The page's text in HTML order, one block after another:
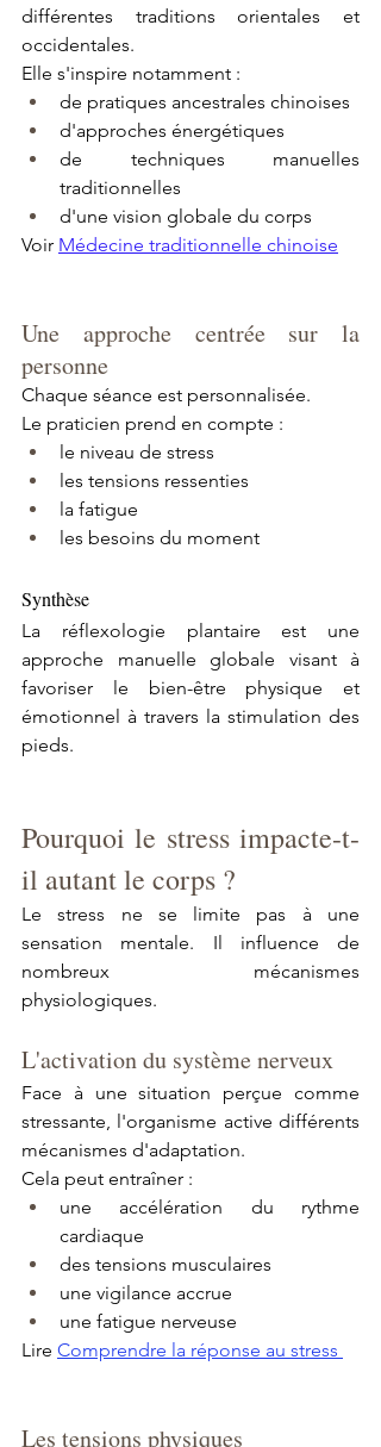
différentes traditions orientales et
occidentales.
Elle s'inspire notamment :
de pratiques ancestrales chinoises
d'approches énergétiques
de techniques manuelles
traditionnelles
d'une vision globale du corps
Voir Médecine traditionnelle chinoise
Une approche centrée sur la
personne
Chaque séance est personnalisée.
Le praticien prend en compte :
le niveau de stress
les tensions ressenties
la fatigue
les besoins du moment
Synthèse
La réflexologie plantaire est une
approche manuelle globale visant à
favoriser le bien-être physique et
émotionnel à travers la stimulation des
pieds.
Pourquoi le stress impacte-t-
il autant le corps ?
Le stress ne se limite pas à une
sensation mentale. Il influence de
nombreux mécanismes
physiologiques.
L'activation du système nerveux
Face à une situation perçue comme
stressante, l'organisme active différents
mécanismes d'adaptation.
Cela peut entraîner :
une accélération du rythme
cardiaque
des tensions musculaires
une vigilance accrue
une fatigue nerveuse
Lire Comprendre la réponse au stress
Les tensions physiques